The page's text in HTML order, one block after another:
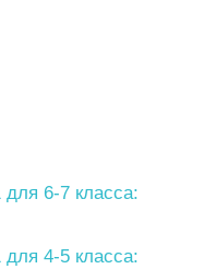
6-7 класса:
4-5 класса: